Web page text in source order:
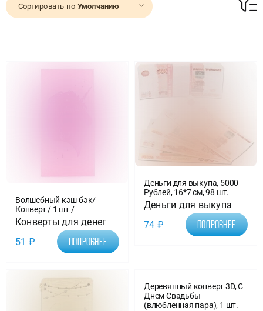
О нас
Политика конфиденциальности
Сортировать по Умолчанию
Волшебный кэш бэк/
Конверт / 1 шт /
Конверты для денег
51 ₽ Подробнее
Деньги для выкупа, 5000
Рублей, 16*7 см, 98 шт.
Деньги для выкупа
74 ₽ Подробнее
Деревянный конверт 3D, С
Днем Свадьбы
(влюбленная пара), 1 шт.